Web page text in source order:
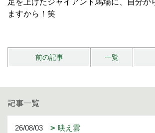
ますから！笑
前の記事 一覧
記事一覧
26/08/03 映え雲